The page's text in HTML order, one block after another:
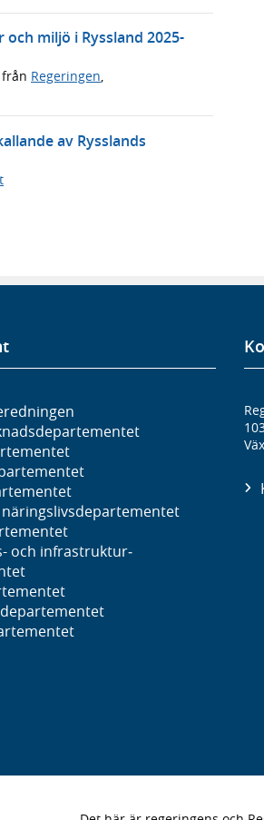
miljö i Ryssland 2025-
från Regeringen,
av Rysslands
och infrastruktur­